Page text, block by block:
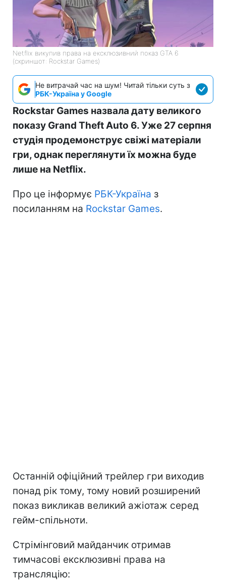
Netflix викупив права на ексклюзивний показ GTA 6
(скриншот: Rockstar Games)
Не витрачай час на шум! Читай тільки суть з
РБК-Україна у Google
Rockstar Games назвала дату великого
показу Grand Theft Auto 6. Уже 27 серпня
студія продемонструє свіжі матеріали
гри, однак переглянути їх можна буде
лише на Netflix.
Про це інформує РБК-Україна з
посиланням на Rockstar Games.
Останній офіційний трейлер гри виходив
понад рік тому, тому новий розширений
показ викликав великий ажіотаж серед
гейм-спільноти.
Стрімінговий майданчик отримав
тимчасові ексклюзивні права на
трансляцію: